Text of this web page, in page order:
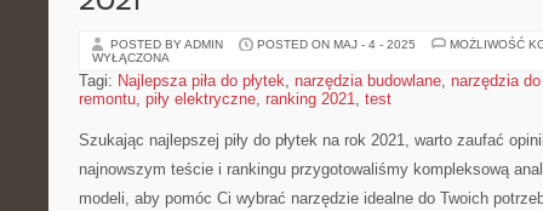
POSTED BY ADMIN POSTED ON MAJ - 4 - 2025
MOŻLIWOŚĆ
WYŁĄCZONA
Tagi: Najlepsza piła do płytek, narzędzia budowlane, narzędzia
remontu, piły elektryczne, ranking 2021, test
Szukając najlepszej piły do​ płytek na⁣ rok 2021, warto zaufać
najnowszym teście i rankingu‍ przygotowaliśmy kompleksową
modeli,⁣ aby pomóc Ci wybrać narzędzie idealne ⁣do Twoich